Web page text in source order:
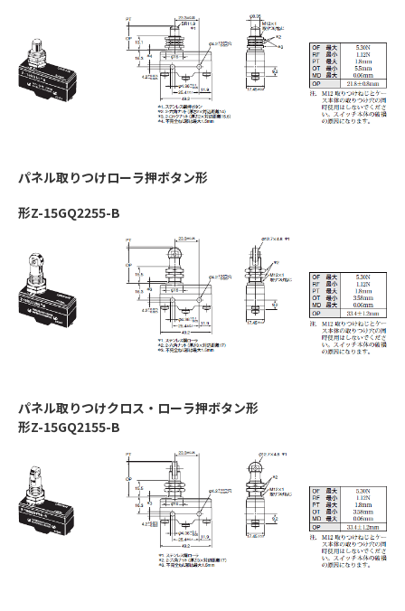
パネル取りつけローラ押ボタン形
形Z-15GQ2255-B
パネル取りつけクロス・ローラ押ボタン形
形Z-15GQ2155-B